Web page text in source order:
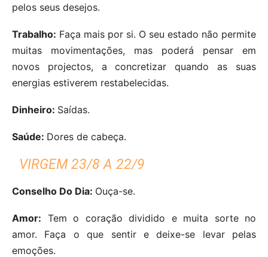
pelos seus desejos.
Trabalho: Faça mais por si. O seu estado não permite
muitas movimentações, mas poderá pensar em
novos projectos, a concretizar quando as suas
energias estiverem restabelecidas.
Dinheiro: Saídas.
Saúde: Dores de cabeça.
VIRGEM 23/8 A 22/9
Conselho Do Dia: Ouça-se.
Amor: Tem o coração dividido e muita sorte no
amor. Faça o que sentir e deixe-se levar pelas
emoções.